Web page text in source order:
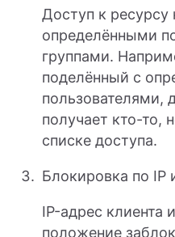
Доступ к ресурсу
определёнными
группами.
поделённый с
пользователями,
получает кто-то,
списке доступа.
Блокировка по IP
IP-адрес клиента
положение